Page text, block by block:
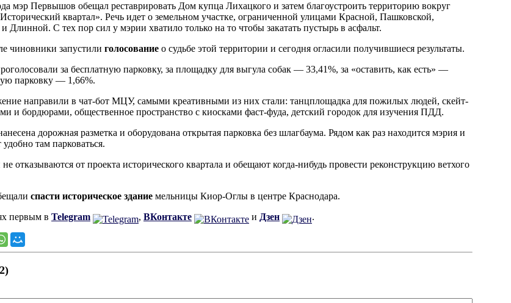
мэр Первышов обещал реставрировать Дом купца Лихацкого и затем благоустроить территорию вокруг
квартал». Речь идет о земельном участке, ограниченной улицами Красной, Пашковской,
Длинной. С тех пор сил у мэрии хватило только на то чтобы закатать пустырь в асфальт.
чиновники запустили голосование о судьбе этой территории и сегодня огласили получившиеся результаты.
за бесплатную парковку, за площадку для выгула собак — 33,41%, за «оставить, как есть» —
парковку — 1,66%.
направили в чат-бот МЦУ, самыми креативными из них стали: танцплощадка для пожилых людей, скейт-
и бордюрами, общественное пространство с киосками фаст-фуда, детский городок для изучения ПДД.
дорожная разметка и оборудована открытая парковка без шлагбаума. Рядом как раз находится мэрия и
там парковаться.
отказываются от проекта исторического квартала и обещают когда-нибудь провести реконструкцию ветхого
спасти историческое здание мельницы Киор-Оглы в центре Краснодара.
первым в Telegram , ВКонтакте и Дзен .